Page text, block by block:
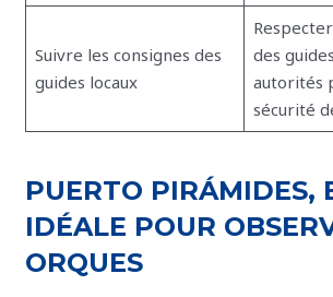
Suivre les consignes des
guides locaux
des
autorités
sécurité
PUERTO PIRÁMIDES,
IDÉALE POUR
ORQUES